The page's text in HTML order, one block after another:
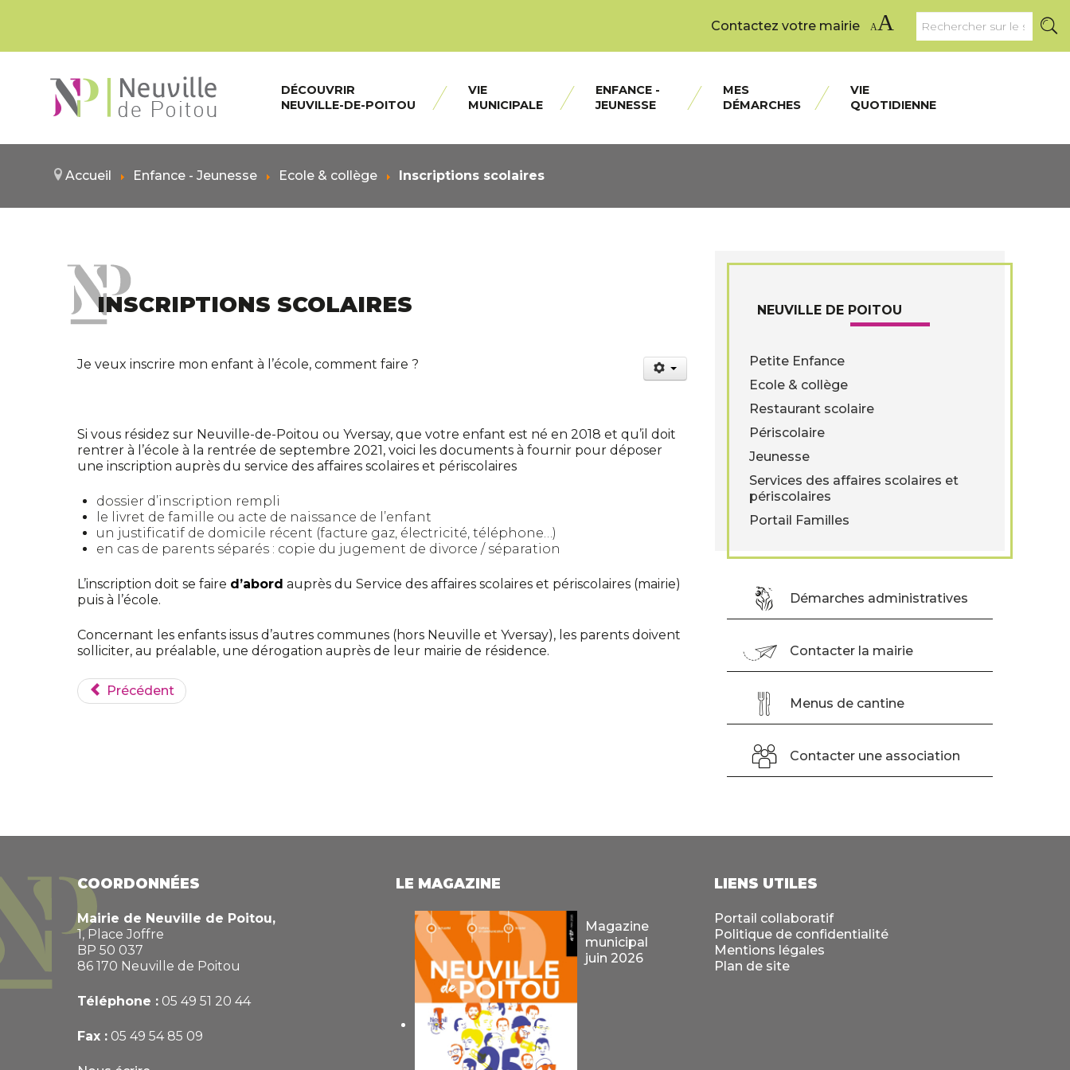
Contactez votre mairie AA
sur
le
Valider
DÉCOUVRIR
NEUVILLE-DE-POITOU
VIE
MUNICIPALE
ENFANCE -
JEUNESSE
MES
DÉMARCHES
VIE
QUOTIDIENNE
Accueil Enfance - Jeunesse Ecole & collège Inscriptions scolaires
INSCRIPTIONS SCOLAIRES
Je veux inscrire mon enfant à l’école, comment faire ?
Si vous résidez sur Neuville-de-Poitou ou Yversay, que votre enfant est né en 2018 et qu’il doit
rentrer à l’école à la rentrée de septembre 2021, voici les documents à fournir pour déposer
une inscription auprès du service des affaires scolaires et périscolaires
dossier d’inscription rempli
le livret de famille ou acte de naissance de l’enfant
un justificatif de domicile récent (facture gaz, électricité, téléphone…)
en cas de parents séparés : copie du jugement de divorce / séparation
L’inscription doit se faire d’abord auprès du Service des affaires scolaires et périscolaires (mairie)
puis à l’école.
Concernant les enfants issus d’autres communes (hors Neuville et Yversay), les parents doivent
solliciter, au préalable, une dérogation auprès de leur mairie de résidence.
Précédent
NEUVILLE DE POITOU
Petite Enfance
Ecole & collège
Restaurant scolaire
Périscolaire
Jeunesse
Services des affaires scolaires et
périscolaires
Portail Familles
Démarches administratives
Contacter la mairie
Menus de cantine
Contacter une association
COORDONNÉES
Mairie de Neuville de Poitou,
1, Place Joffre
BP 50 037
86 170 Neuville de Poitou
Téléphone : 05 49 51 20 44
Fax : 05 49 54 85 09
LE MAGAZINE
Magazine
municipal
juin 2026
LIENS UTILES
Portail collaboratif
Politique de confidentialité
Mentions légales
Plan de site